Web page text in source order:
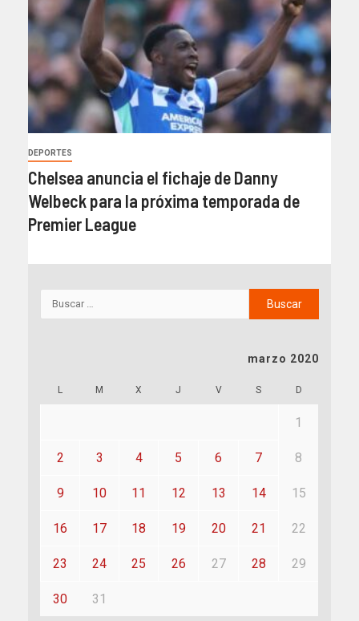
DEPORTES
Chelsea anuncia el fichaje de Danny
Welbeck para la próxima temporada de
Premier League
marzo 2020
L M X J V S D
1
2 3 4 5 6 7 8
9 10 11 12 13 14 15
16 17 18 19 20 21 22
23 24 25 26 27 28 29
30 31